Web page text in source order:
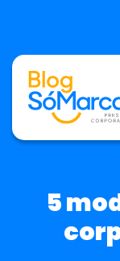
5